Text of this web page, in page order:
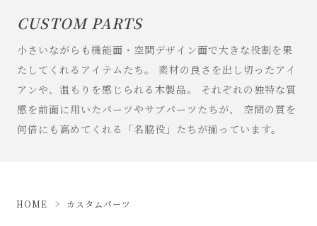
CUSTOM PARTS
小さいながらも機能面・空間デザイン面で大きな役割を果
たしてくれるアイテムたち。 素材の良さを出し切ったアイ
アンや、温もりを感じられる木製品。 それぞれの独特な質
感を前面に用いたパーツやサブパーツたちが、 空間の質を
何倍にも高めてくれる「名脇役」たちが揃っています。
HOME カスタムパーツ